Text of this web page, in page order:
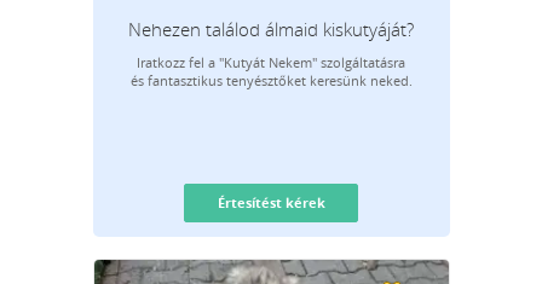
Nehezen találod álmaid kiskutyáját?
Iratkozz fel a "Kutyát Nekem" szolgáltatásra
és fantasztikus tenyésztőket keresünk neked.
Értesítést kérek